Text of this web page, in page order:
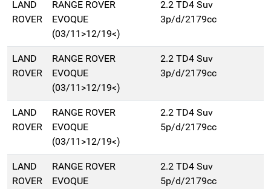
LAND
ROVER
RANGE ROVER
EVOQUE
(03/11>12/19<)
2.2 TD4 Suv
3p/d/2179cc
LAND
ROVER
RANGE ROVER
EVOQUE
(03/11>12/19<)
2.2 TD4 Suv
3p/d/2179cc
LAND
ROVER
RANGE ROVER
EVOQUE
(03/11>12/19<)
2.2 TD4 Suv
5p/d/2179cc
LAND
ROVER
RANGE ROVER
EVOQUE
2.2 TD4 Suv
5p/d/2179cc